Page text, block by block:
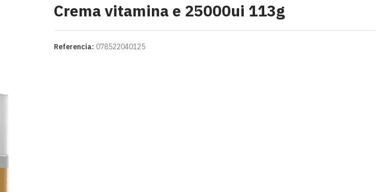
Crema vitamina e 25000ui 113g
Referencia: 078522040125